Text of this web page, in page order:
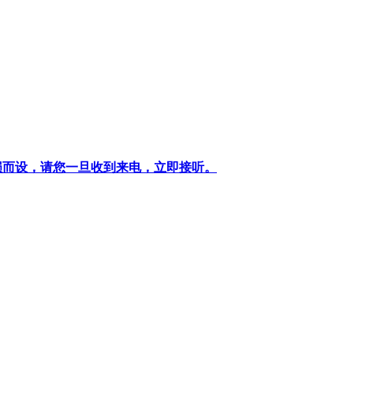
设，请您一旦收到来电，立即接听。